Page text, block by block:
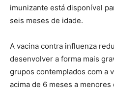
imunizante está disponível
seis meses de idade.
A vacina contra influenza
desenvolver a forma mais
grupos contemplados com a
acima de 6 meses a menores